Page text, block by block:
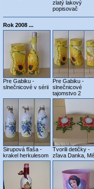
zlatý lakový
popisovač
Rok 2008 ...
Pre Gabiku -
slnečnicové v sérii
Pre Gabiku -
slnečnicové
tajomstvo 2
Sirupová fľaša -
krakel herkulesom
Tvorili detičky -
zľava Danka,